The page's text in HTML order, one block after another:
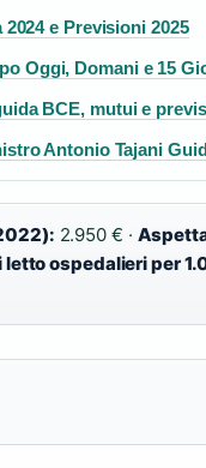
e Previsioni 2025
Oggi, Domani e 15
BCE, mutui e
Antonio Tajani
2.950 € ·
letto ospedalieri per